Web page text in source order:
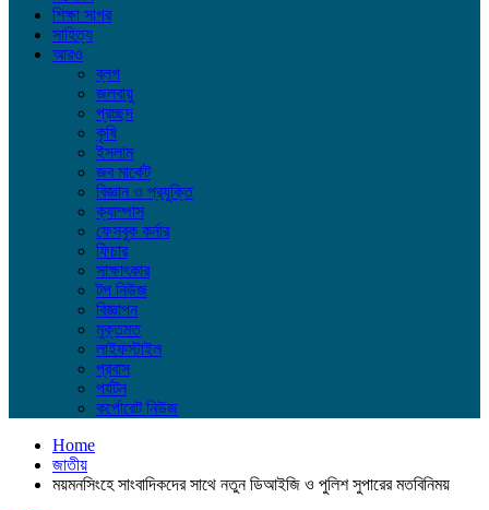
শিক্ষা সাগর
সাহিত্য
আরও
ব্লগ
জলবায়ু
প্রচ্ছদ
কৃষি
ইসলাম
জব মার্কেট
বিজ্ঞান ও প্রযুক্তি
ক্যাম্পাস
ফেসবুক কর্নার
ফিচার
সাক্ষাৎকার
টপ নিউজ
বিজ্ঞাপন
মুক্তমত
লাইফস্টাইল
প্রবাস
পর্যটন
কর্পোরেট নিউজ
Home
জাতীয়
ময়মনসিংহে সাংবাদিকদের সাথে নতুন ডিআইজি ও পুলিশ সুপারের মতবিনিময়